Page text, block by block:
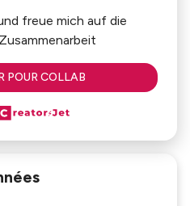
freue mich auf die
POUR COLLAB